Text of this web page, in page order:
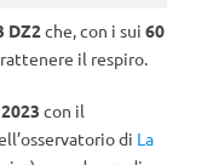
DZ2che, con i sui 60
il respiro.
con il
di La